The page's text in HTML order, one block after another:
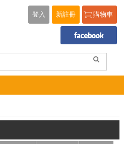
購物車
新註冊
登入